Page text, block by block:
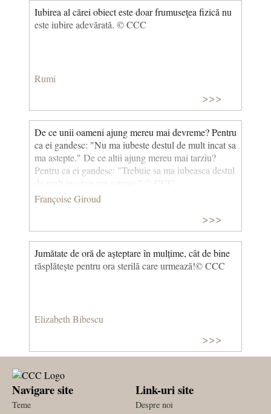
Iubirea al cărei obiect este doar frumuseţea fizică nu
este iubire adevărată. © CCC
Rumi
>>>
De ce unii oameni ajung mereu mai devreme? Pentru
ca ei gandesc: "Nu ma iubeste destul de mult incat sa
ma astepte." De ce altii ajung mereu mai tarziu?
Pentru ca ei gandesc: "Trebuie sa ma iubeasca destul
Françoise Giroud
>>>
Jumătate de oră de așteptare în mulțime, cât de bine
răsplătește pentru ora sterilă care urmează! ​© CCC
Elizabeth Bibescu
>>>
Navigare site
Teme
Link-uri site
Despre noi